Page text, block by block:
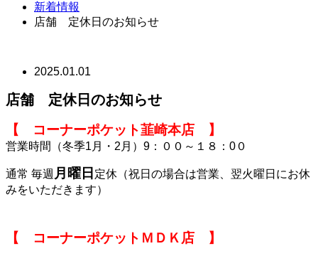
新着情報
店舗 定休日のお知らせ
2025.01.01
店舗 定休日のお知らせ
【 コーナーポケット韮崎本店 】
営業時間（冬季1月・2月）9：００～１８：0０
通常 毎週 月曜日 定休（祝日の場合は営業、翌火曜日にお休
みをいただきます）
【 コーナーポケットＭＤＫ店 】